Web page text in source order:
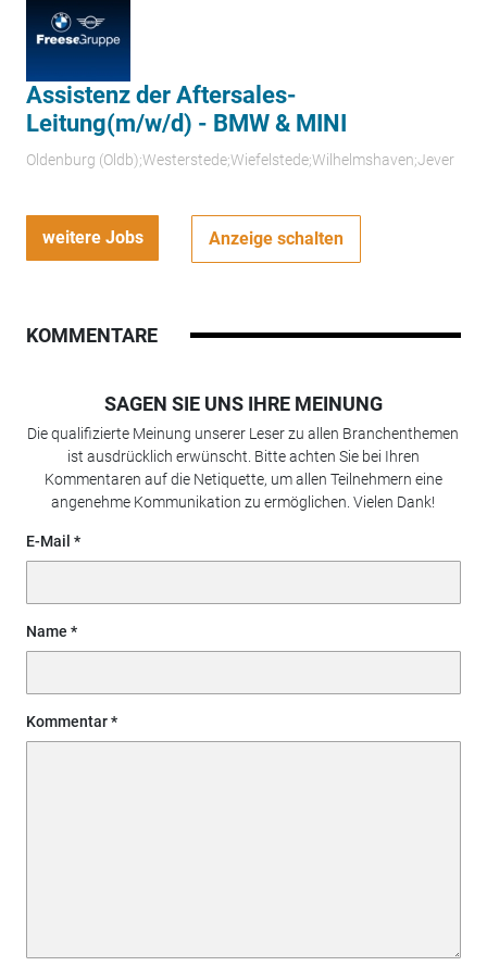
Assistenz der Aftersales-
Leitung(m/w/d) - BMW & MINI
Oldenburg (Oldb);Westerstede;Wiefelstede;Wilhelmshaven;Jever
weitere Jobs Anzeige schalten
KOMMENTARE
SAGEN SIE UNS IHRE MEINUNG
Die qualifizierte Meinung unserer Leser zu allen Branchenthemen
ist ausdrücklich erwünscht. Bitte achten Sie bei Ihren
Kommentaren auf die Netiquette, um allen Teilnehmern eine
angenehme Kommunikation zu ermöglichen. Vielen Dank!
E-Mail
Name
Kommentar